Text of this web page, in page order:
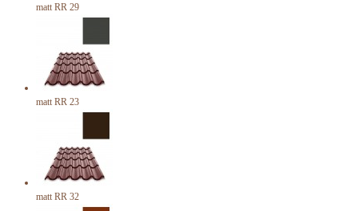
matt RR 29
matt RR 23
matt RR 32